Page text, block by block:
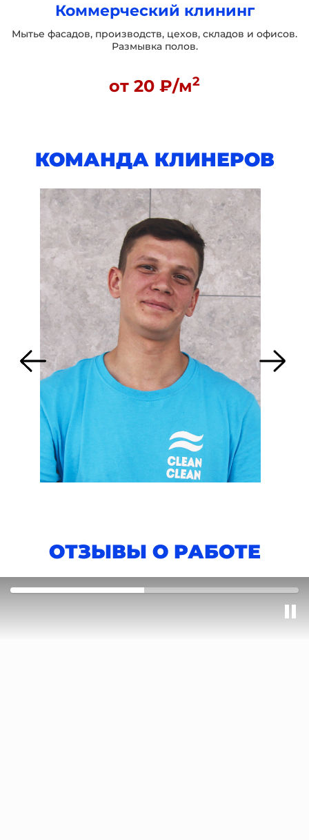
Коммерческий клининг
Мытье фасадов, производств, цехов, складов и офисов.
Размывка полов.
от 20 ₽/м2
КОМАНДА КЛИНЕРОВ
ОТЗЫВЫ О РАБОТЕ